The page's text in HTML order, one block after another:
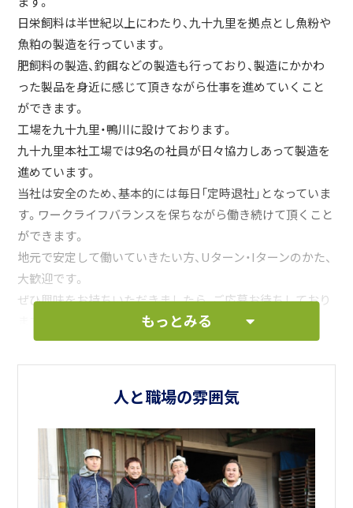
日栄飼料は半世紀以上にわたり、九十九里を拠点とし魚粉や
魚粕の製造を行っています。
肥飼料の製造、釣餌などの製造も行っており、製造にかかわ
った製品を身近に感じて頂きながら仕事を進めていくこと
ができます。
工場を九十九里・鴨川に設けております。
九十九里本社工場では9名の社員が日々協力しあって製造を
進めています。
当社は安全のため、基本的には毎日「定時退社」となっていま
す。ワークライフバランスを保ちながら働き続けて頂くこと
ができます。
地元で安定して働いていきたい方、Uターン・Iターンのかた、
大歓迎です。
ぜひ興味をお持ちいただきましたら、ご応募お待ちしており
もっとみる
人と職場の雰囲気